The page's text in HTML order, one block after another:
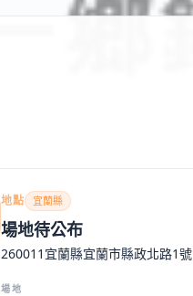
地點 宜蘭縣
場地待公布
260011宜蘭縣宜蘭市縣政北路1號
場地